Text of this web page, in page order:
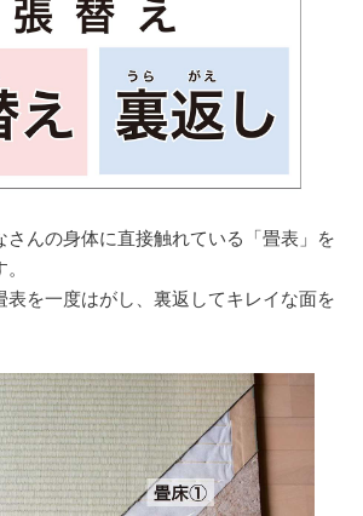
さんの身体に直接触れている「畳表」を
表を一度はがし、裏返してキレイな面を